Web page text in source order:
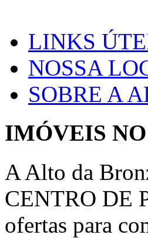
LINKS
NOSSA
SOBRE A
IMÓVEIS
A Alto da
CENTRO DE
ofertas para